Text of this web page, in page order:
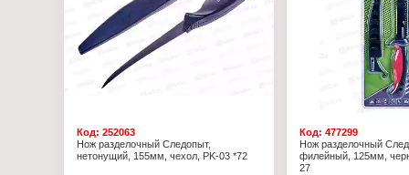
Код: 252063
Нож разделочный Следопыт,
нетонущий, 155мм, чехол, PK-03 *72
Код: 477299
Нож разделочный
филейный, 125мм,
27